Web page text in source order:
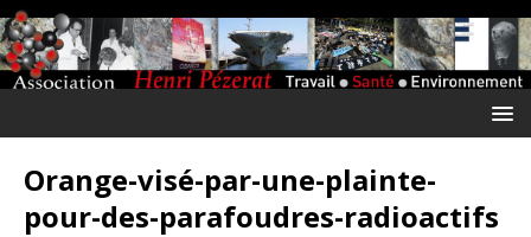
Orange-visé-par-une-plainte-
pour-des-parafoudres-radioactifs